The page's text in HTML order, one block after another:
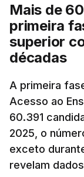
posto de
A atualização
Produtos
O Governo
extraordinária
verifique um
superior a 10
preços.
Mais de
primeira
superior
décadas
A primeira
Acesso ao
60.391
2025, o
exceto
revelam